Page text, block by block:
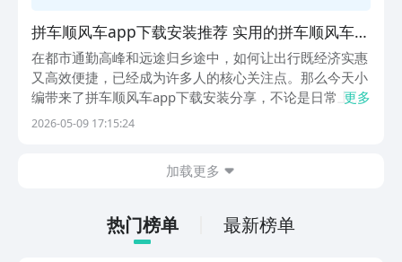
拼车顺风车app下载安装推荐 实用的拼车顺风车软
件榜单合集
在都市通勤高峰和远途归乡途中，如何让出行既经济实惠
又高效便捷，已经成为许多人的核心关注点。那么今天小
编带来了拼车顺风车app下载安装分享，不论是日常上下
班想分摊油费成本，还是节假日难抢票，想精准找搭子归
更多
2026-05-09 17:15:24
加载更多
热门榜单 最新榜单